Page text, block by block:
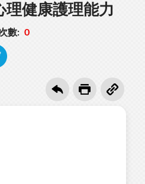
理健康護理能力
數: 0